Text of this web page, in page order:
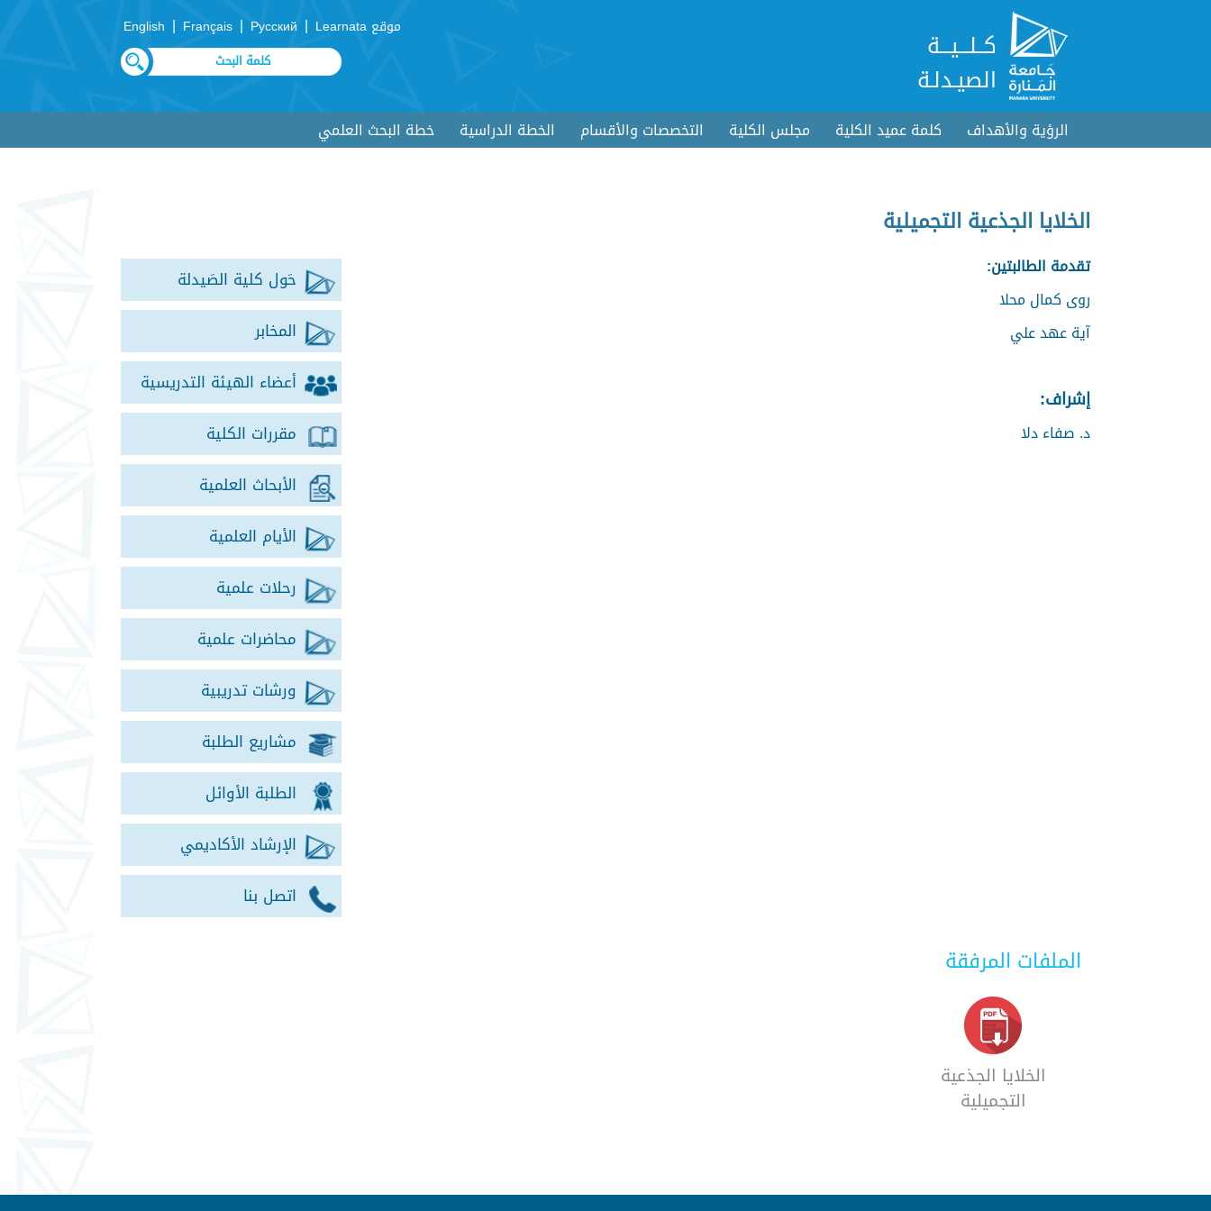
كــلـــيـــة
الصيـدلـة
موقع Learnata |
Русский
|
Français
|
English
الرؤية والأهداف كلمة عميد الكلية مجلس الكلية التخصصات والأقسام الخطة الدراسية خطة البحث العلمي
الخلايا الجذعية التجميلية
حَول كلية الصَيدلة
المخابر
أعضاء الهيئة التدريسية
مقررات الكلية
الأبحاث العلمية
الأيام العلمية
رحلات علمية
محاضرات علمية
ورشات تدريبية
مشاريع الطلبة
الطلبة الأوائل
الإرشاد الأكاديمي
اتصل بنا
تقدمة الطالبتين:
روى كمال محلا
آية عهد علي
إشراف:
د. صفاء دلا
الملفات المرفقة
الخلايا الجذعية
التجميلية